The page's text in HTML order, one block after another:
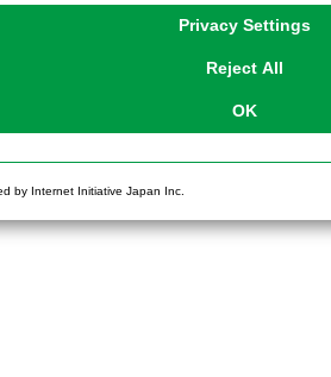
or rejection settings at any time via
Privacy Settings
Reject All
OK
by Internet Initiative Japan Inc.